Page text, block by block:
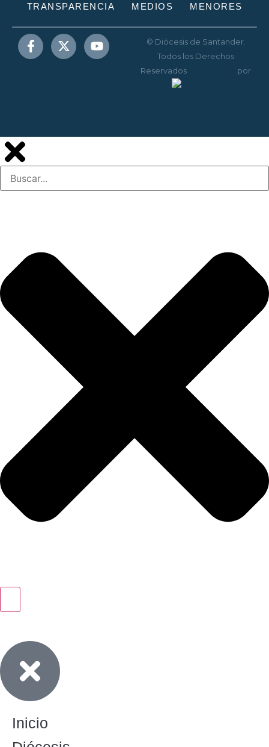
TRANSPARENCIA MEDIOS MENORES
© Diócesis de Santander.
Todos los Derechos
Reservados
por
Inicio